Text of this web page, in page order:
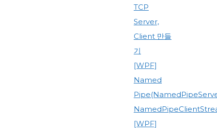
TCP
Server,
Client 만들
기
[WPF]
Named
[WPF]